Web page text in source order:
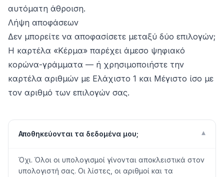
αυτόματη άθροιση.
Λήψη αποφάσεων
Δεν μπορείτε να αποφασίσετε μεταξύ δύο επιλογών;
Η καρτέλα «Κέρμα» παρέχει άμεσο ψηφιακό
κορώνα-γράμματα — ή χρησιμοποιήστε την
καρτέλα αριθμών με Ελάχιστο 1 και Μέγιστο ίσο με
τον αριθμό των επιλογών σας.
Αποθηκεύονται τα δεδομένα μου; ▾
Όχι. Όλοι οι υπολογισμοί γίνονται αποκλειστικά στον
υπολογιστή σας. Οι λίστες, οι αριθμοί και τα